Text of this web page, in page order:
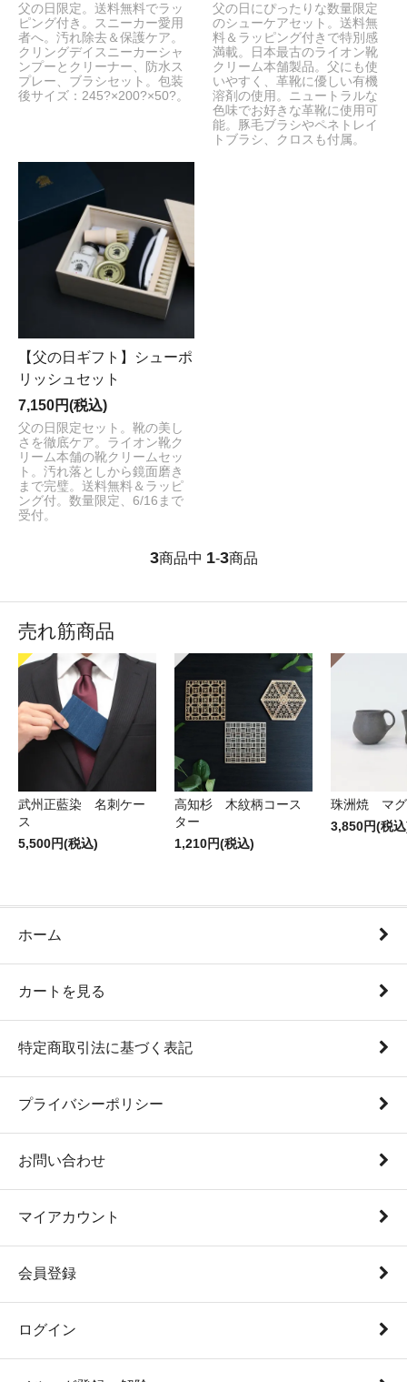
父の日限定。送料無料でラッ
ピング付き。スニーカー愛用
者へ。汚れ除去＆保護ケア。
クリングデイスニーカーシャ
ンプーとクリーナー、防水ス
プレー、ブラシセット。包装
後サイズ：245?×200?×50?。
父の日にぴったりな数量限定
のシューケアセット。送料無
料＆ラッピング付きで特別感
満載。日本最古のライオン靴
クリーム本舗製品。父にも使
いやすく、革靴に優しい有機
溶剤の使用。ニュートラルな
色味でお好きな革靴に使用可
能。豚毛ブラシやペネトレイ
トブラシ、クロスも付属。
【父の日ギフト】シューポ
リッシュセット
7,150円(税込)
父の日限定セット。靴の美し
さを徹底ケア。ライオン靴ク
リーム本舗の靴クリームセッ
ト。汚れ落としから鏡面磨き
まで完璧。送料無料＆ラッピ
ング付。数量限定、6/16まで
受付。
3商品中 1-3商品
売れ筋商品
武州正藍染 名刺ケー
ス
5,500円(税込)
高知杉 木紋柄コース
ター
1,210円(税込)
珠洲焼 マグ
3,850円(税
ホーム
カートを見る
特定商取引法に基づく表記
プライバシーポリシー
お問い合わせ
マイアカウント
会員登録
ログイン